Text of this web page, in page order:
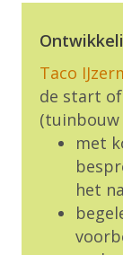
Taco
de start
met
het